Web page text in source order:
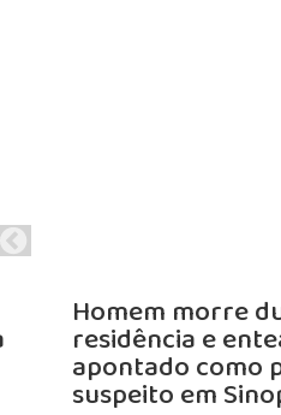
em Sinop: Ex-
fuzil em
investigado
1 MÊS ATRÁS